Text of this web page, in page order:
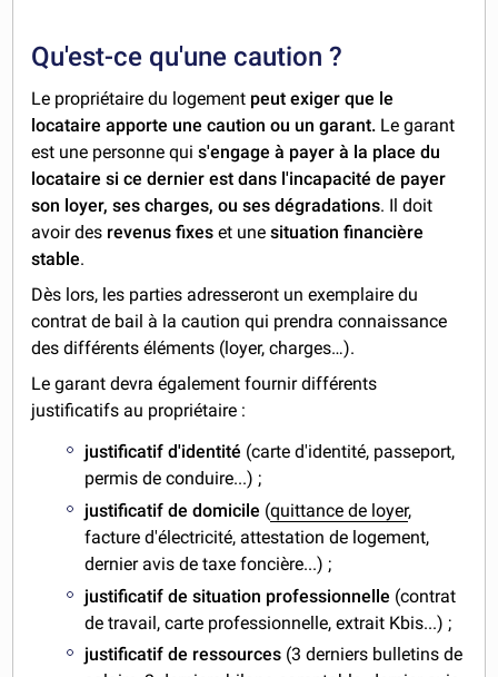
Qu'est-ce qu'une caution ?
Le propriétaire du logement peut exiger que le
locataire apporte une caution ou un garant. Le garant
est une personne quis'engage à payer à la place du
locataire si ce dernier est dans l'incapacité de payer
son loyer, ses charges, ou ses dégradations. Il doit
avoir des revenus fixes et unesituation financière
stable.
Dès lors, les parties adresseront un exemplaire du
contrat de bail à la caution qui prendra connaissance
des différents éléments (loyer, charges…).
Le garant devra également fournir différents
justificatifs au propriétaire :
justificatif d'identité (carte d'identité, passeport,
permis de conduire...) ;
justificatif de domicile (quittance de loyer,
facture d'électricité, attestation de logement,
dernier avis de taxe foncière...) ;
justificatif de situation professionnelle (contrat
de travail, carte professionnelle, extrait Kbis...) ;
justificatif de ressources (3 derniers bulletins de